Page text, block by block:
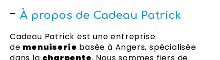
À propos de Cadeau Patrick
Cadeau Patrick est une entreprise
de menuiserie basée à Angers, spécialisée